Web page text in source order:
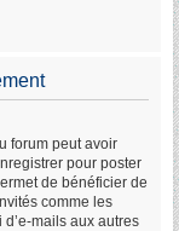
forum peut avoir
pour poster
de bénéficier de
comme les
mails aux autres